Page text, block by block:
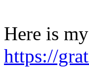
Here is
https://